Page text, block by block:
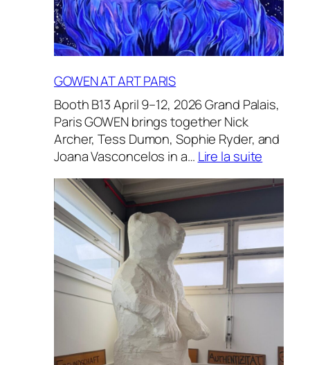
GOWEN AT ART PARIS
Booth B13 April 9–12, 2026 Grand Palais,
Paris GOWEN brings together Nick
Archer, Tess Dumon, Sophie Ryder, and
Joana Vasconcelos in a… Lire la suite
AT
ART
PARIS